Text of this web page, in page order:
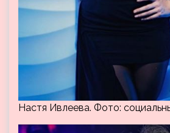
Настя Ивлеева. Фото: